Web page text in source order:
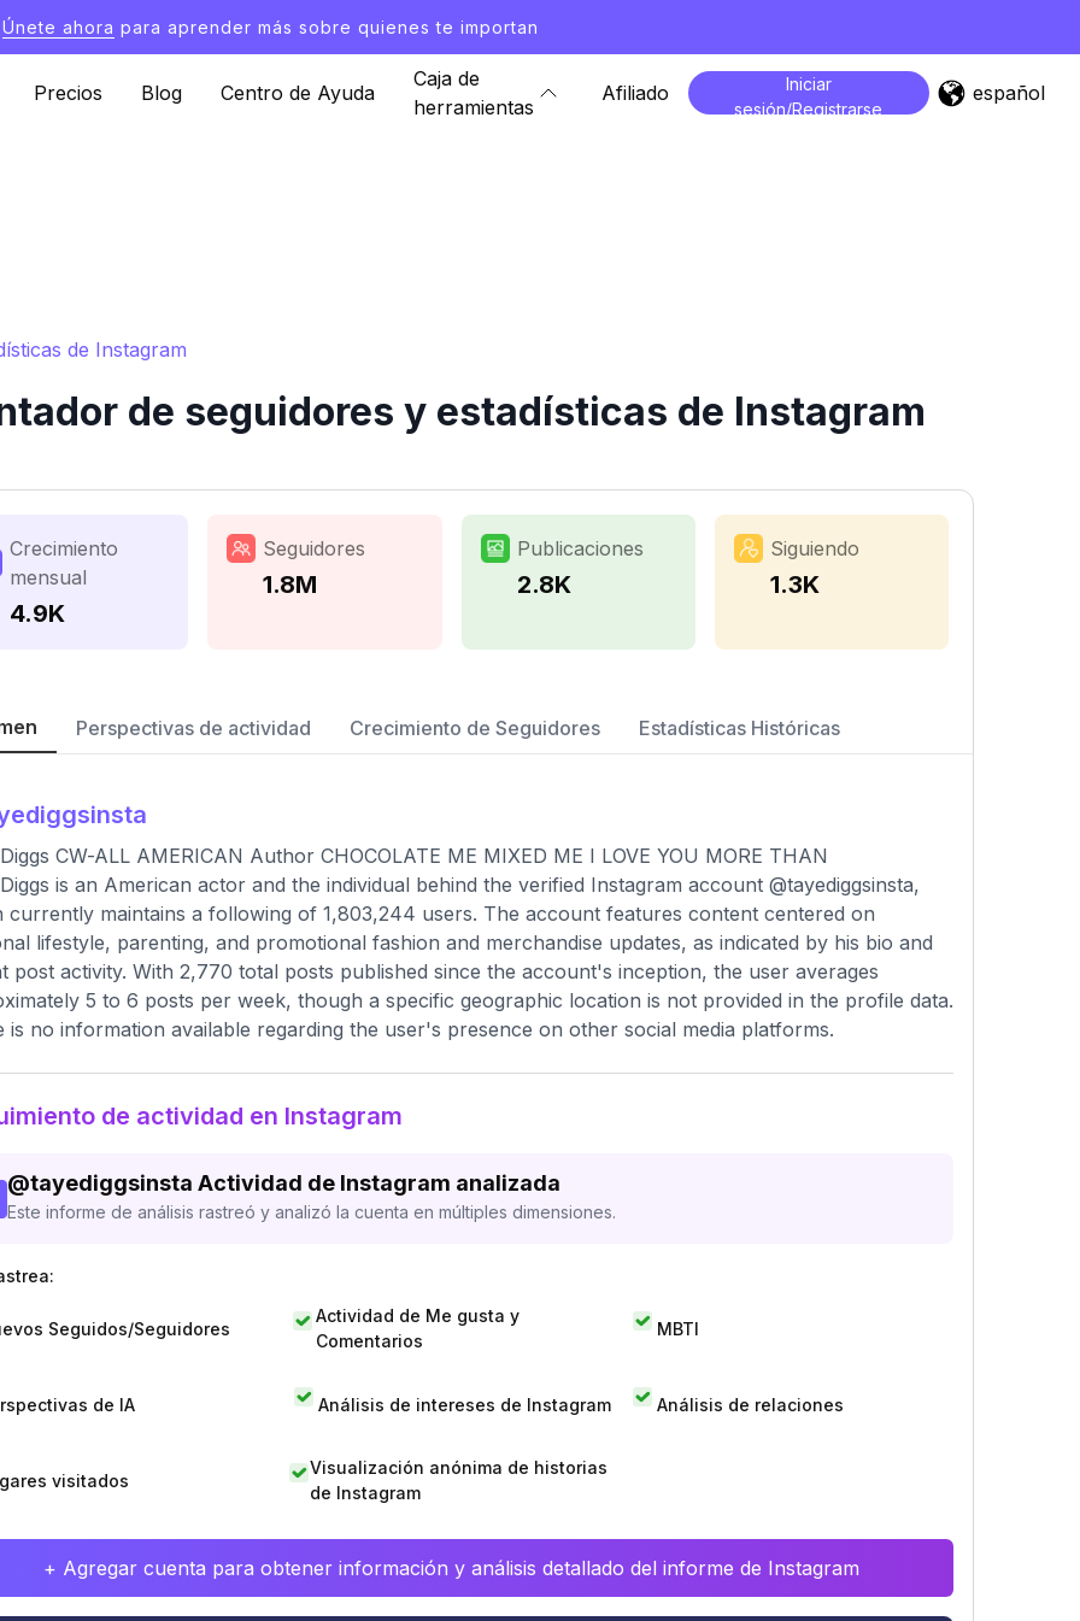
Únete ahora para aprender más sobre quienes te importan
Precios Blog Centro de Ayuda
Caja de
herramientas
Afiliado
Iniciar
sesión/Registrarse
español
de Instagram
de seguidores y estadísticas de Instagram
Crecimiento
mensual
4.9K
Seguidores
1.8M
Publicaciones
2.8K
Siguiendo
1.3K
Perspectivas de actividad Crecimiento de Seguidores Estadísticas Históricas
CW-ALL AMERICAN Author CHOCOLATE ME MIXED ME I LOVE YOU MORE THAN
is an American actor and the individual behind the verified Instagram account @tayediggsinsta,
currently maintains a following of 1,803,244 users. The account features content centered on
lifestyle, parenting, and promotional fashion and merchandise updates, as indicated by his bio and
post activity. With 2,770 total posts published since the account's inception, the user averages
5 to 6 posts per week, though a specific geographic location is not provided in the profile data.
is no information available regarding the user's presence on other social media platforms.
de actividad en Instagram
@tayediggsinsta Actividad de Instagram analizada
Este informe de análisis rastreó y analizó la cuenta en múltiples dimensiones.
Seguidos/Seguidores
Actividad de Me gusta y
Comentarios
MBTI
de IA Análisis de intereses de Instagram Análisis de relaciones
visitados
Visualización anónima de historias
de Instagram
+ Agregar cuenta para obtener información y análisis detallado del informe de Instagram